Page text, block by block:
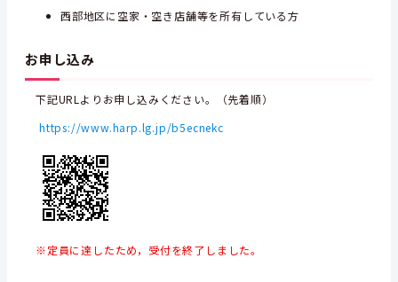
西部地区に空家・空き店舗等を所有している方
お申し込み
下記URLよりお申し込みください。（先着順）
https://www.harp.lg.jp/b5ecnekc
※定員に達したため，受付を終了しました。